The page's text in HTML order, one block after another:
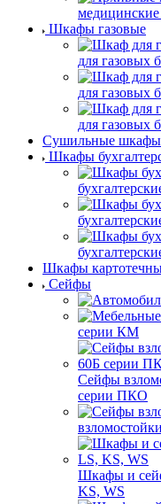
Шкафы газовые
для газовых
для газовых
для газовых
Сушильные шкафы
Шкафы
Шкафы
Сейфы
серии КМ
Сейфы
серии ПКО
Шкафы и
KS, WS